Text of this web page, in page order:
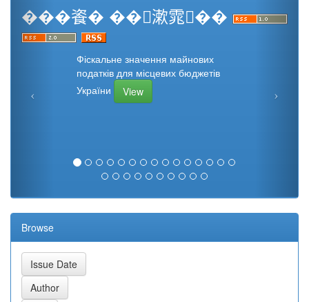
���餈� ��漱雿��
Фіскальне значення майнових
податків для місцевих бюджетів
України
View
Browse